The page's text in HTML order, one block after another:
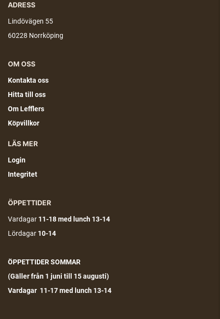
ADRESS
Lindövägen 55
60228 Norrköping
OM OSS
Kontakta oss
Hitta till oss
Om Lefflers
Köpvillkor
LÄS MER
Login
Integritet
ÖPPETTIDER
Vardagar 11-18med lunch 13-14
Lördagar 10-14
ÖPPETTIDER SOMMAR
(Gäller från 1 juni till 15 augusti)
Vardagar 11-17 med lunch 13-14